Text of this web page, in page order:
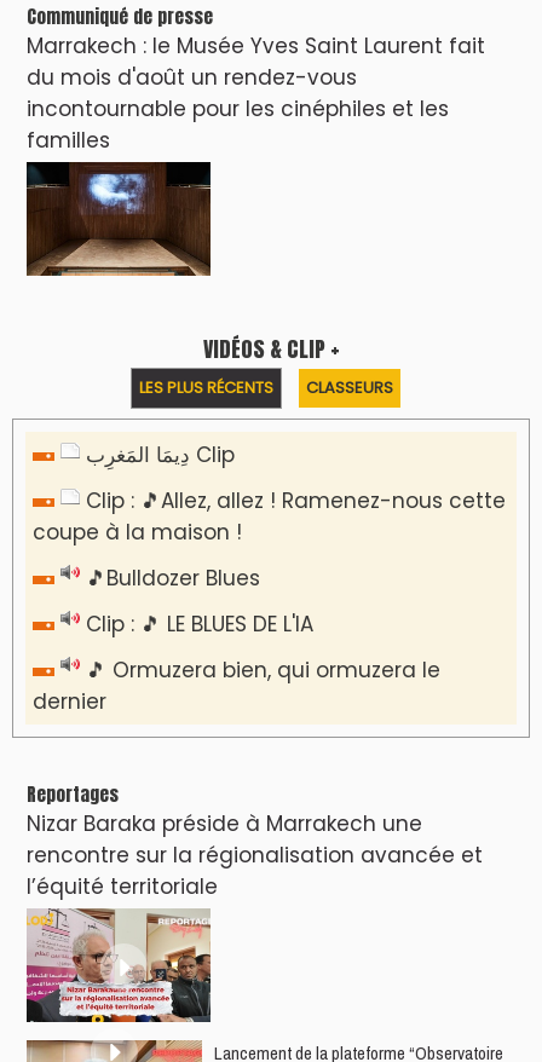
Communiqué de presse
Marrakech : le Musée Yves Saint Laurent fait
du mois d'août un rendez-vous
incontournable pour les cinéphiles et les
familles
VIDÉOS & CLIP +
LES PLUS RÉCENTS CLASSEURS
دِيمَا المَغرِب Clip
Clip : 🎵Allez, allez ! Ramenez-nous cette
coupe à la maison !
🎵Bulldozer Blues
Clip : 🎵 LE BLUES DE L'IA
🎵 Ormuzera bien, qui ormuzera le
dernier
Reportages
Nizar Baraka préside à Marrakech une
rencontre sur la régionalisation avancée et
l’équité territoriale
​Lancement de la plateforme “Observatoire